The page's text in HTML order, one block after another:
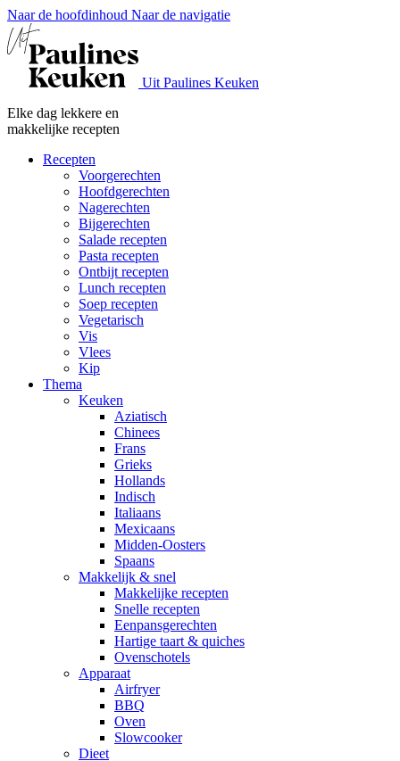
Naar de hoofdinhoud Naar de navigatie
Uit Paulines Keuken
Elke dag lekkere en
makkelijke recepten
Recepten
Voorgerechten
Hoofdgerechten
Nagerechten
Bijgerechten
Salade recepten
Pasta recepten
Ontbijt recepten
Lunch recepten
Soep recepten
Vegetarisch
Vis
Vlees
Kip
Thema
Keuken
Aziatisch
Chinees
Frans
Grieks
Hollands
Indisch
Italiaans
Mexicaans
Midden-Oosters
Spaans
Makkelijk & snel
Makkelijke recepten
Snelle recepten
Eenpansgerechten
Hartige taart & quiches
Ovenschotels
Apparaat
Airfryer
BBQ
Oven
Slowcooker
Dieet